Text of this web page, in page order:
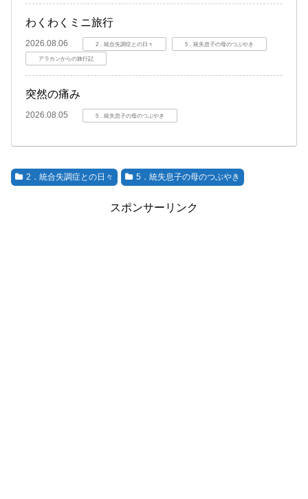
わくわくミニ旅行
2026.08.06 2．統合失調症との日々 5．統失息子の母のつぶやき
アラカンからの旅行記
突然の痛み
2026.08.05 5．統失息子の母のつぶやき
2．統合失調症との日々 5．統失息子の母のつぶやき
スポンサーリンク